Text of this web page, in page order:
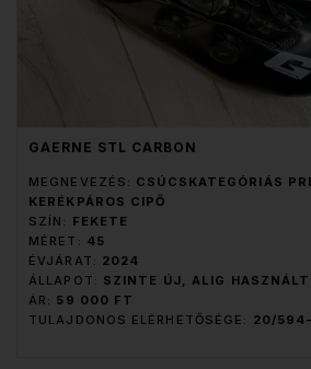
GAERNE STL CARBON
MEGNEVEZÉS: CSÚCSKATEGÓRIÁS
KERÉKPÁROS CIPŐ
SZÍN: FEKETE
MÉRET: 45
ÉVJÁRAT: 2024
ÁLLAPOT: SZINTE ÚJ, ALIG HASZNÁLT
ÁR: 59 000 FT
TULAJDONOS ELÉRHETŐSÉGE: 20/